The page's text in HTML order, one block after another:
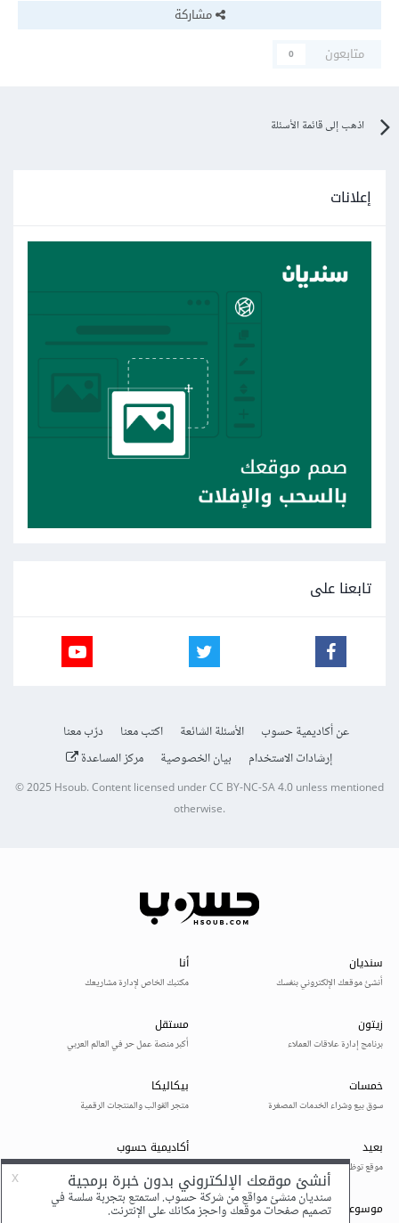
مشاركة
متابعون
0
اذهب إلى قائمة الأسئلة
إعلانات
تابعنا على
عن أكاديمية حسوب الأسئلة الشائعة اكتب معنا
درّب معنا
إرشادات الاستخدام
بيان الخصوصية مركز المساعدة
© 2025Hsoub.Content licensed underCC BY-NC-SA 4.0unless mentioned
otherwise.